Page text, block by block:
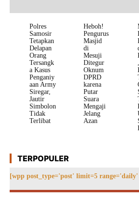
Polres
Samosir
Tetapkan
Delapan
Orang
Tersangk
a Kasus
Penganiy
aan Army
Siregar,
Jautir
Simbolon
Tidak
Terlibat
Heboh!
Pengurus
Masjid
di
Mesuji
Ditegur
Oknum
DPRD
karena
Putar
Suara
Mengaji
Jelang
Azan
TERPOPULER
[wpp post_type='post' limit=5